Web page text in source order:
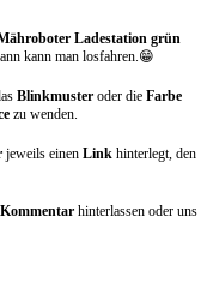
Ladestation grün
kann man losfahren.😁
Blinkmuster oder die Farbe
zu wenden.
jeweils einen Link hinterlegt, den
Kommentar hinterlassen oder uns